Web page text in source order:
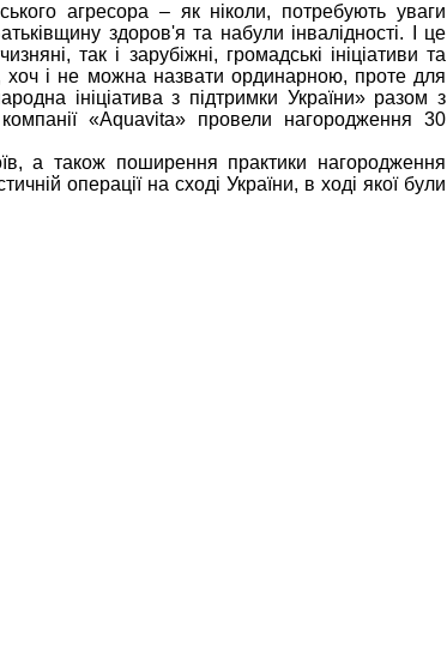
агресора – як ніколи, потребують уваги
здоров'я та набули інвалідності. І це
так і зарубіжні, громадські ініціативи та
хоч і не можна назвати ординарною, проте для
ініціатива з підтримки України» разом з
«Aquavita» провели нагородження 30
а також поширення практики нагородження
операції на сході України, в ході якої були